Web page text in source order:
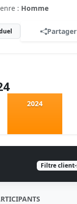
: Homme
Partager
2024
Filtre